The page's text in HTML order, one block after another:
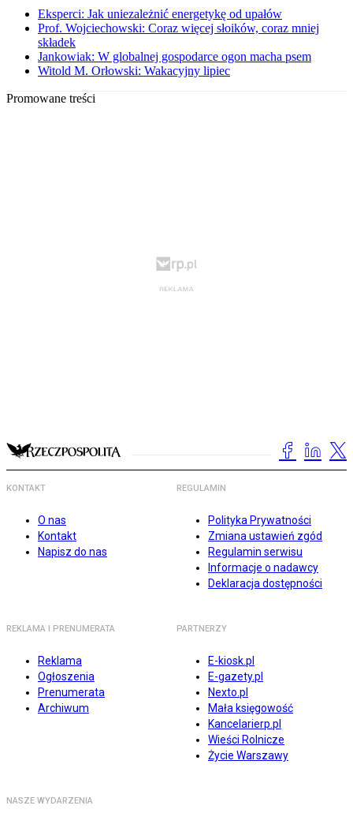
Eksperci: Jak uniezależnić energetykę od upałów
Prof. Wojciechowski: Coraz więcej słoików, coraz mniej
składek
Jankowiak: W globalnej gospodarce ogon macha psem
Witold M. Orłowski: Wakacyjny lipiec
Promowane treści
KONTAKT
O nas
Kontakt
Napisz do nas
REGULAMIN
Polityka Prywatności
Zmiana ustawień zgód
Regulamin serwisu
Informacje o nadawcy
Deklaracja dostępności
REKLAMA I PRENUMERATA
Reklama
Ogłoszenia
Prenumerata
Archiwum
PARTNERZY
E-kiosk.pl
E-gazety.pl
Nexto.pl
Mała księgowość
Kancelarierp.pl
Wieści Rolnicze
Życie Warszawy
NASZE WYDARZENIA